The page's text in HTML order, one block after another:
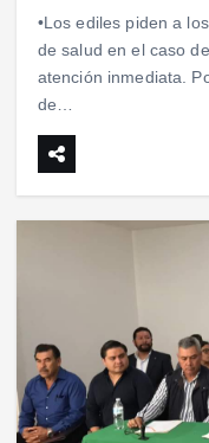
•Los ediles piden a
de salud en el caso
atención inmediata.
de…